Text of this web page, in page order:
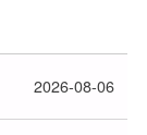
2026-08-06